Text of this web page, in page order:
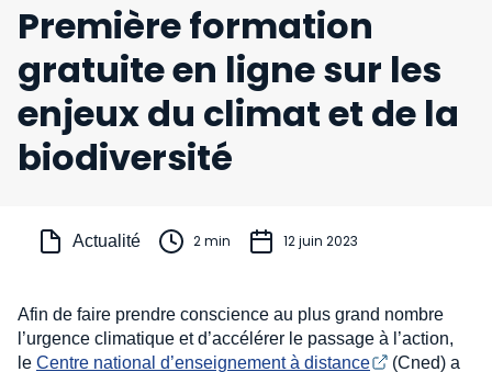
Première formation
gratuite en ligne sur les
enjeux du climat et de la
biodiversité
Actualité 2 min 12 juin 2023
Afin de faire prendre conscience au plus grand nombre
l’urgence climatique et d’accélérer le passage à l’action,
le Centre national d’enseignement à distance
(Cned) a